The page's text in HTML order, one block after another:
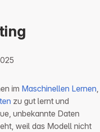
im Maschinellen Lernen,
zu gut lernt und
unbekannte Daten
weil das Modell nicht